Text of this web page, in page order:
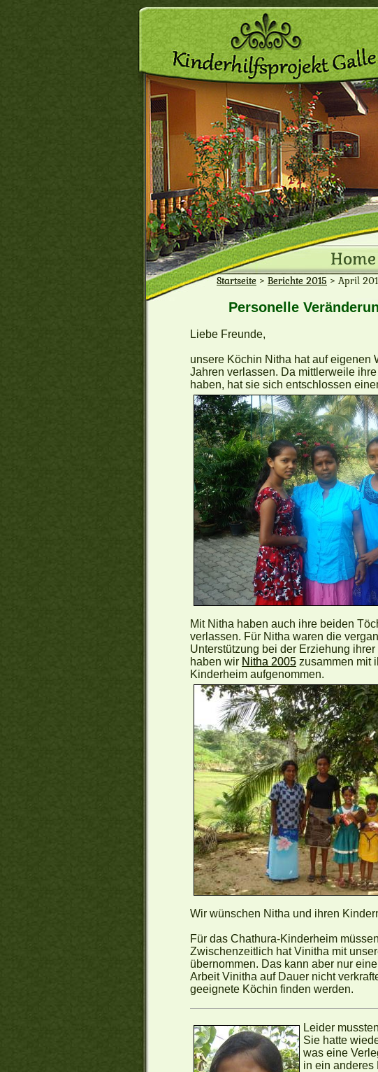
Startseite > Berichte 2015 > April
Home
Personelle
Liebe Freunde,
unsere Köchin Nitha hat auf eigenen
Jahren verlassen. Da mittlerweile
haben, hat sie sich entschlossen
Mit Nitha haben auch ihre beiden
verlassen. Für Nitha waren die
Unterstützung bei der Erziehung
haben wir Nitha 2005 zusammen mit
Kinderheim aufgenommen.
Wir wünschen Nitha und ihren
Für das Chathura-Kinderheim
Zwischenzeitlich hat Vinitha mit
übernommen. Das kann aber nur
Arbeit Vinitha auf Dauer nicht
geeignete Köchin finden werden.
Leider
Sie hatte
was eine
in ein anderes